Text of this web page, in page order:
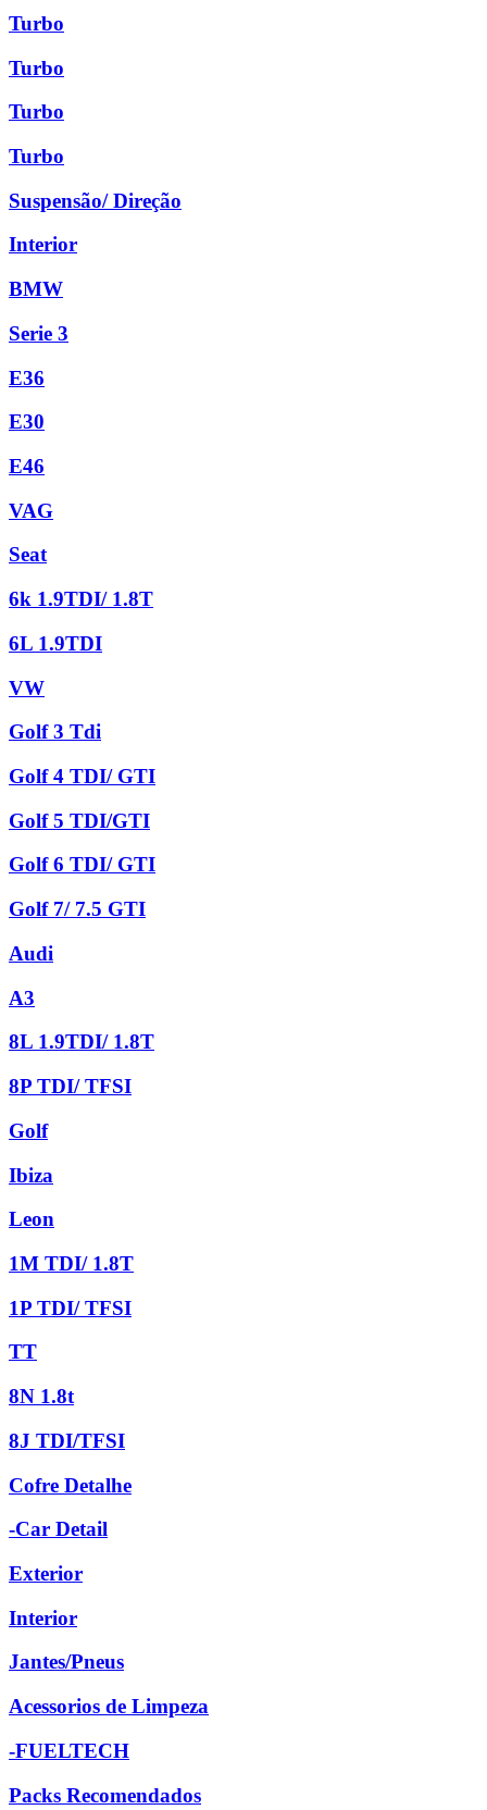
Turbo
Turbo
Turbo
Turbo
Suspensão/ Direção
Interior
BMW
Serie 3
E36
E30
E46
VAG
Seat
6k 1.9TDI/ 1.8T
6L 1.9TDI
VW
Golf 3 Tdi
Golf 4 TDI/ GTI
Golf 5 TDI/GTI
Golf 6 TDI/ GTI
Golf 7/ 7.5 GTI
Audi
A3
8L 1.9TDI/ 1.8T
8P TDI/ TFSI
Golf
Ibiza
Leon
1M TDI/ 1.8T
1P TDI/ TFSI
TT
8N 1.8t
8J TDI/TFSI
Cofre Detalhe
-Car Detail
Exterior
Interior
Jantes/Pneus
Acessorios de Limpeza
-FUELTECH
Packs Recomendados